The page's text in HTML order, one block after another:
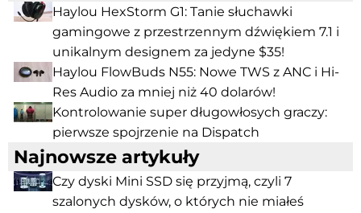
Haylou HexStorm G1: Tanie słuchawki
gamingowe z przestrzennym dźwiękiem 7.1 i
unikalnym designem za jedyne $35!
Haylou FlowBuds N55: Nowe TWS z ANC i Hi-
Res Audio za mniej niż 40 dolarów!
Kontrolowanie super długowłosych graczy:
pierwsze spojrzenie na Dispatch
Najnowsze artykuły
Czy dyski Mini SSD się przyjmą, czyli 7
szalonych dysków, o których nie miałeś